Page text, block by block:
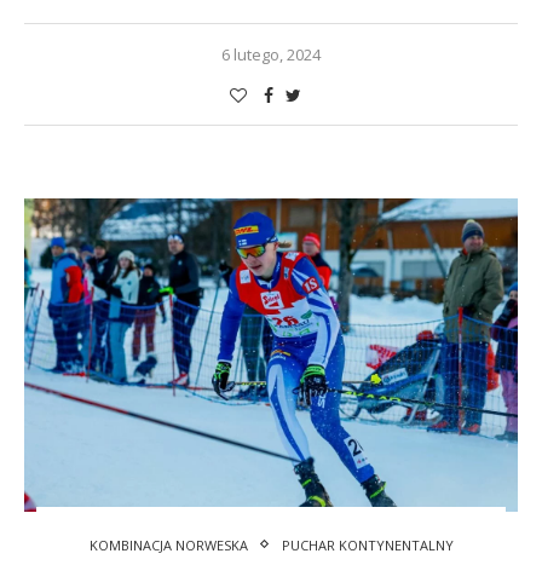
6 lutego, 2024
KOMBINACJA NORWESKA PUCHAR KONTYNENTALNY